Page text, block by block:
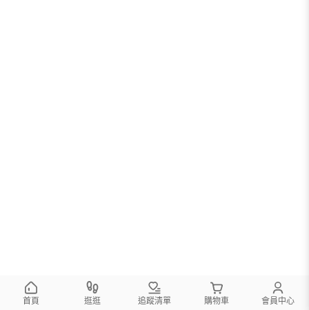
首頁 逛逛 追蹤清單 購物車 會員中心